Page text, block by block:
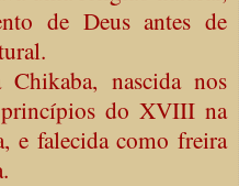
de Deus antes de
Chikaba, nascida nos
do XVIII na
e falecida como freira